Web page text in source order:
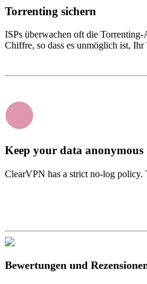
Torrenting sichern
ISPs überwachen oft die
Chiffre, so dass es unmöglich ist,
Keep your data anonymous
ClearVPN has a strict no-log policy.
Bewertungen und